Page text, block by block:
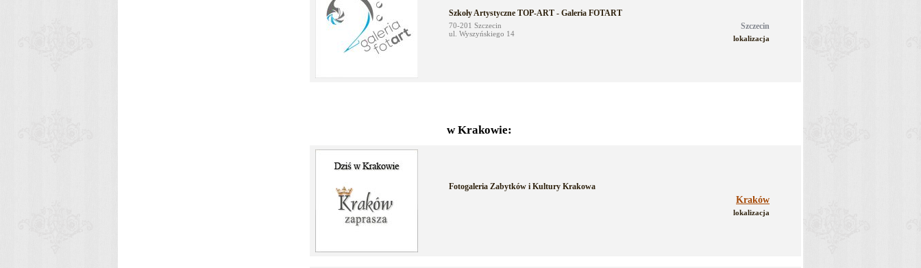
Szkoły Artystyczne TOP-ART - Galeria FOTART
70-201 Szczecin
ul. Wyszyńskiego 14
Szczecin
lokalizacja
w Krakowie:
Fotogaleria Zabytków i Kultury Krakowa
Kraków
lokalizacja